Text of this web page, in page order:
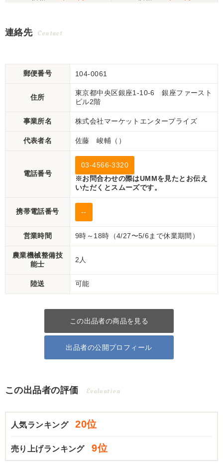
現状渡し【P11165139】
連絡先 Contact
郵便番号 104-0061
住所
東京都中央区銀座1-10-6 銀座ファースト
ビル2階
事業所名 株式会社マーケットエンタープライズ
代表者名 佐藤 峻輔（）
電話番号
03-4566-3320
※お問合わせの際はUMMを見たとお伝え
いただくとスムーズです。
携帯電話番号 --
営業時間 9時～18時（4/27〜5/6まで休業期間）
農業機械整備技
能士
2人
陸送 可能
この出品者の商品を見る
出品者の公開プロフィール
この出品者の評価 Evaluation
人気ランキング 20位
売り上げランキング 9位